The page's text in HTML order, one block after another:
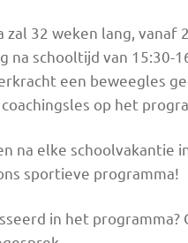
zal 32 weken lang,
na schooltijd van 15:30-
een beweegles
op het
na elke schoolvakantie
sportieve programma!
in het